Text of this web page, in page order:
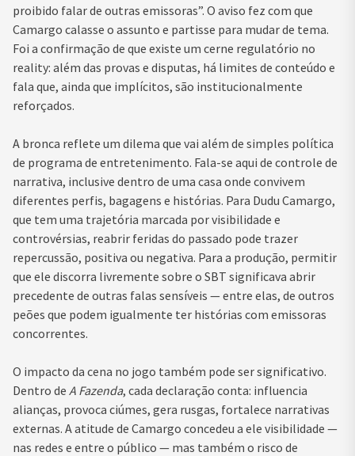
proibido falar de outras emissoras”. O aviso fez com que
Camargo calasse o assunto e partisse para mudar de tema.
Foi a confirmação de que existe um cerne regulatório no
reality: além das provas e disputas, há limites de conteúdo e
fala que, ainda que implícitos, são institucionalmente
reforçados.
A bronca reflete um dilema que vai além de simples política
de programa de entretenimento. Fala-se aqui de controle de
narrativa, inclusive dentro de uma casa onde convivem
diferentes perfis, bagagens e histórias. Para Dudu Camargo,
que tem uma trajetória marcada por visibilidade e
controvérsias, reabrir feridas do passado pode trazer
repercussão, positiva ou negativa. Para a produção, permitir
que ele discorra livremente sobre o SBT significava abrir
precedente de outras falas sensíveis — entre elas, de outros
peões que podem igualmente ter histórias com emissoras
concorrentes.
O impacto da cena no jogo também pode ser significativo.
Dentro de A Fazenda, cada declaração conta: influencia
alianças, provoca ciúmes, gera rusgas, fortalece narrativas
externas. A atitude de Camargo concedeu a ele visibilidade —
nas redes e entre o público — mas também o risco de